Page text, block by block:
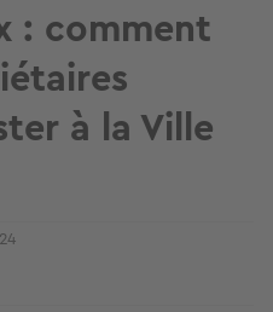
: comment
à la Ville